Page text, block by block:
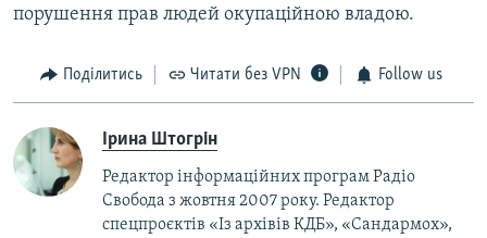
порушення прав людей окупаційною владою.
Поділитись Читати без VPN Follow us
Ірина Штогрін
Редактор інформаційних програм Радіо
Свобода з жовтня 2007 року. Редактор
спецпроєктів «Із архівів КДБ», «Сандармох»,